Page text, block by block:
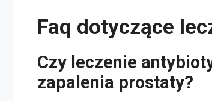
Faq dotyczące
Czy leczenie
zapalenia prostaty?